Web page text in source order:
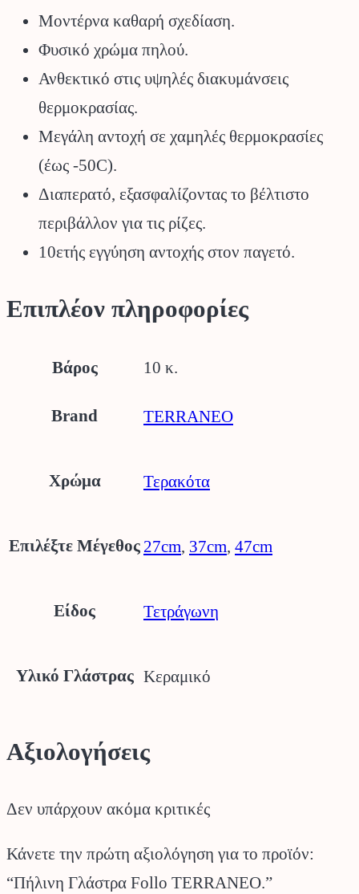
Μοντέρνα καθαρή σχεδίαση.
Φυσικό χρώμα πηλού.
Ανθεκτικό στις υψηλές διακυμάνσεις
θερμοκρασίας.
Μεγάλη αντοχή σε χαμηλές θερμοκρασίες
(έως -50C).
Διαπερατό, εξασφαλίζοντας το βέλτιστο
περιβάλλον για τις ρίζες.
10ετής εγγύηση αντοχής στον παγετό.
Επιπλέον πληροφορίες
Βάρος 10 κ.
Brand TERRANEO
Χρώμα Τερακότα
Επιλέξτε Μέγεθος 27cm, 37cm, 47cm
Είδος Τετράγωνη
Υλικό Γλάστρας Κεραμικό
Αξιολογήσεις
Δεν υπάρχουν ακόμα κριτικές
Κάνετε την πρώτη αξιολόγηση για το προϊόν:
“Πήλινη Γλάστρα Follo TERRANEO.”